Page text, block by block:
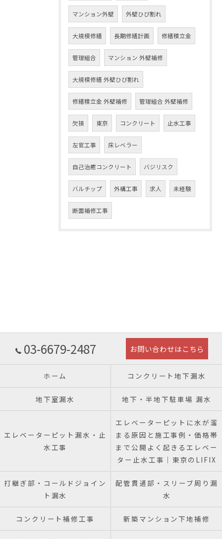
マンション外壁 外壁ひび割れ
大規模修繕 長期修繕計画 修繕積立金
管理組合 マンション 外壁補修
大規模修繕 外壁ひび割れ
修繕積立金 外壁補修 管理組合 外壁補修
欠損 東京 コンクリート 止水工事
左官工事 床レベラー
自己治癒コンクリート バジリスク
バルチップ 外構工事 求人 未経験
断面補修工事
03-6679-2487 お問い合わせはこちら
ホーム コンクリート地下漏水
地下室漏水 地下・半地下駐車場 漏水
エレベーターピット漏水・止
水工事
エレベーターピットに水が溜
まる原因と施工事例・価格帯
まで公開よく起きるエレベー
ター止水工事｜東京のLIFIX
打継ぎ部・コールドジョイン
ト漏水
配管貫通部・スリーブ周り漏
水
コンクリート補修工事 新築マンション下地補修